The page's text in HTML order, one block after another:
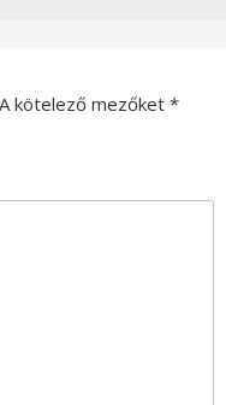
A kötelező mezőket *